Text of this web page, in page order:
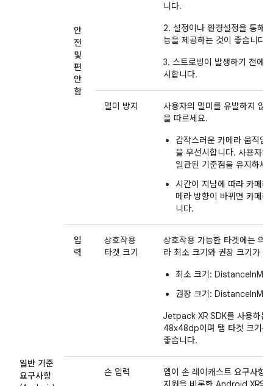
일반 기준
요구사항
안
전
및
편
안
함
니다.
2. 설정이나 환경설정을 통해
능을 제공하는 것이 좋습니다.
3. 스트로빙이 발생하기 전에
시합니다.
멀미 방지
사용자의 멀미를 유발하지 않
을 따르세요.
갑작스러운 카메라 움직임
을 우선시합니다. 사용자
일관된 기준점을 유지하세
시간이 지남에 따라 카메
메라 방향이 바뀌면 카메
니다.
입
력
상호작용
타겟 크기
상호작용 가능한 타겟에는 의
라 최소 크기와 권장 크기가 있
최소 크기: DistanceInM
권장 크기: DistanceInM
Jetpack XR SDK를 사용하는
48x48dp이며 탭 타겟 크기
좋습니다.
손 입력
앱이 손 레이캐스트 요구사항